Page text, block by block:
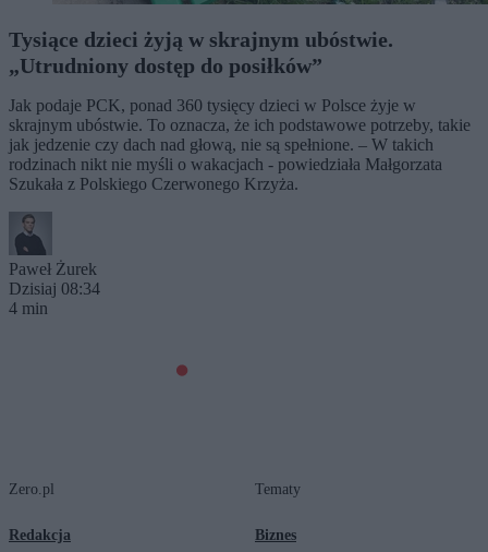
Tysiące dzieci żyją w skrajnym ubóstwie.
„Utrudniony dostęp do posiłków”
Jak podaje PCK, ponad 360 tysięcy dzieci w Polsce żyje w
skrajnym ubóstwie. To oznacza, że ich podstawowe potrzeby, takie
jak jedzenie czy dach nad głową, nie są spełnione. – W takich
rodzinach nikt nie myśli o wakacjach - powiedziała Małgorzata
Szukała z Polskiego Czerwonego Krzyża.
Paweł Żurek
Dzisiaj 08:34
4 min
Zero.pl
Redakcja
Tematy
Biznes